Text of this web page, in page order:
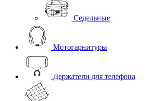
Седельные
Мотогарнитуры
Держатели для телефона